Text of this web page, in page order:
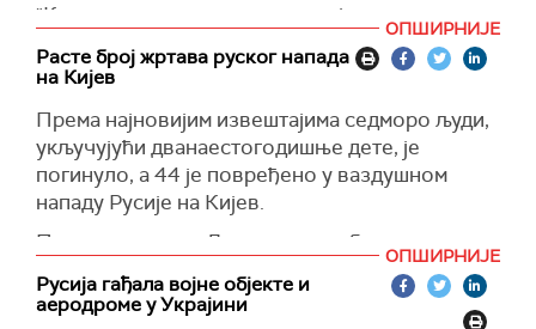
"Као резултат напада у подручју поред
Запорошке нуклеарне електране, 100 метара
од периметра станице, два запослена су
повређена у аутомобилу, док су били на
дужности", наводи се на Телеграм каналу
Запорошке нуклеарне електране, преносе
РИА Новости.
У саопштењу се наводи да је украјинска војска
извршила више напада, што је отежавало
евакуацију жртава.
(Танјуф, РИА Новости)
ОПШИРНИЈЕ
Расте број жртава руског напада
на Кијев
Према најновијим извештајима седморо људи,
укључујући дванаестогодишње дете, је
погинуло, а 44 је повређено у ваздушном
нападу Русије на Кијев.
Према подацима Државне службе за ванредне
ситуације у току је потрага за још 20 људи у
рушевинама украјинске престонице.
ОПШИРНИЈЕ
Русија гађала војне објекте и
аеродроме у Украјини